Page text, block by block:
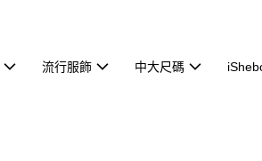
流行服飾 中大尺碼